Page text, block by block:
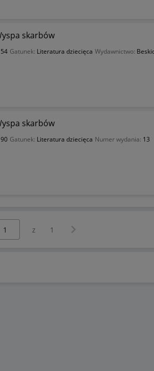
skarbów
Gatunek: Literatura dziecięca Wydawnictwo:
skarbów
Gatunek: Literatura dziecięca Numer wydania: 13
z 1 Następna strona